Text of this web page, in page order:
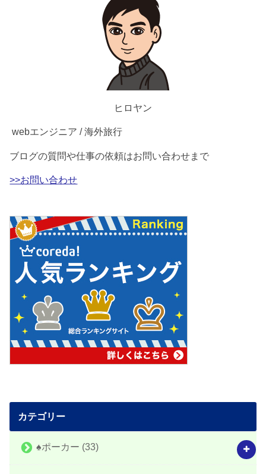
ヒロヤン
webエンジニア / 海外旅行
ブログの質問や仕事の依頼はお問い合わせまで
>>お問い合わせ
カテゴリー
♠️ポーカー (33)